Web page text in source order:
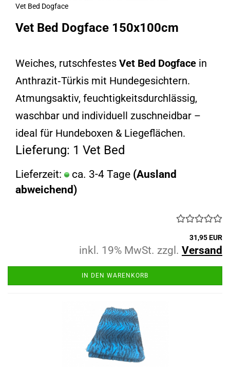
Vet Bed Dogface
Vet Bed Dogface 150x100cm
Weiches, rutschfestes Vet Bed Dogface in
Anthrazit‑Türkis mit Hundegesichtern.
Atmungsaktiv, feuchtigkeitsdurchlässig,
waschbar und individuell zuschneidbar –
ideal für Hundeboxen & Liegeflächen.
Lieferung: 1 Vet Bed
Lieferzeit: ca. 3-4 Tage (Ausland
abweichend)
31,95 EUR
inkl. 19% MwSt. zzgl. Versand
IN DEN WARENKORB